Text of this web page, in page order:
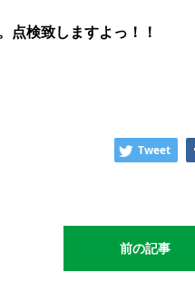
点検致しますよっ！！
Tweet
前の記事